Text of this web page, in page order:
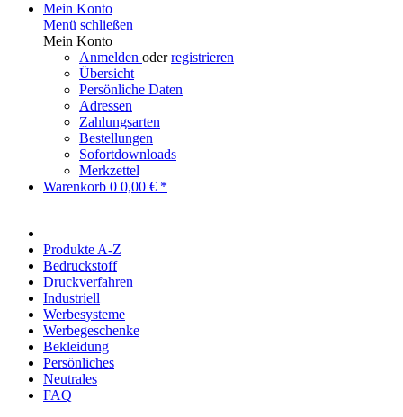
Mein Konto
Menü schließen
Mein Konto
Anmelden oderregistrieren
Übersicht
Persönliche Daten
Adressen
Zahlungsarten
Bestellungen
Sofortdownloads
Merkzettel
Warenkorb 0 0,00 € *
Produkte A-Z
Bedruckstoff
Druckverfahren
Industriell
Werbesysteme
Werbegeschenke
Bekleidung
Persönliches
Neutrales
FAQ